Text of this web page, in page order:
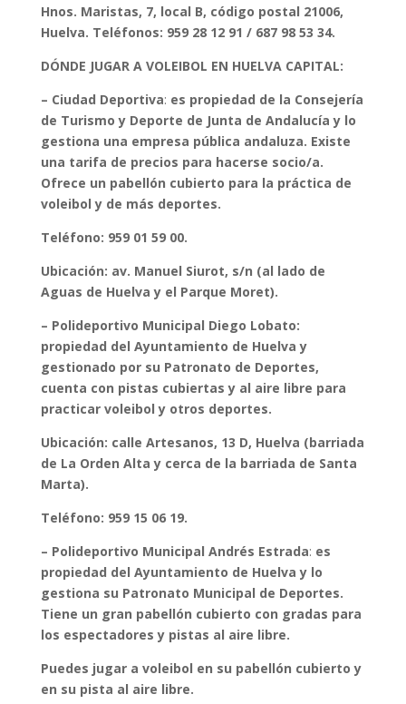
Hnos. Maristas, 7, local B, código postal 21006,
Huelva. Teléfonos: 959 28 12 91 / 687 98 53 34.
DÓNDE JUGAR A VOLEIBOL EN HUELVA CAPITAL:
– Ciudad Deportiva: es propiedad de la Consejería
de Turismo y Deporte de Junta de Andalucía y lo
gestiona una empresa pública andaluza. Existe
una tarifa de precios para hacerse socio/a.
Ofrece un pabellón cubierto para la práctica de
voleibol y de más deportes.
Teléfono: 959 01 59 00.
Ubicación: av. Manuel Siurot, s/n (al lado de
Aguas de Huelva y el Parque Moret).
– Polideportivo Municipal Diego Lobato:
propiedad del Ayuntamiento de Huelva y
gestionado por su Patronato de Deportes,
cuenta con pistas cubiertas y al aire libre para
practicar voleibol y otros deportes.
Ubicación: calle Artesanos, 13 D, Huelva (barriada
de La Orden Alta y cerca de la barriada de Santa
Marta).
Teléfono: 959 15 06 19.
– Polideportivo Municipal Andrés Estrada: es
propiedad del Ayuntamiento de Huelva y lo
gestiona su Patronato Municipal de Deportes.
Tiene un gran pabellón cubierto con gradas para
los espectadores y pistas al aire libre.
Puedes jugar a voleibol en su pabellón cubierto y
en su pista al aire libre.